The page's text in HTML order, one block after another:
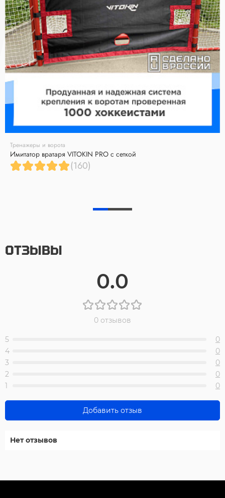
Тренажеры и ворота
Имитатор вратаря VITOKIN PRO с сеткой
(160)
ОТЗЫВЫ
0.0
0 отзывов
5
0
4
0
3
0
2
0
1
0
Добавить отзыв
Нет отзывов